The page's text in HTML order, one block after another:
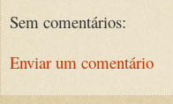
Sem comentários:
Enviar um comentário